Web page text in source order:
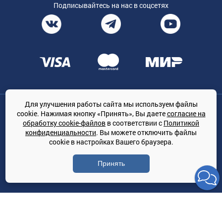
Подписывайтесь на нас в соцсетях
Общество с ограниченной ответственностью «ТРЕЙДКОН», ОГРН:
1167847364079, 197022, г. Санкт-Петербург, проспект Медиков, 7
КЛИМАТПРОФ.ONLINE - оптовая продажа кондиционеров и
климатической техники на территории РФ
© Сайт принадлежит ООО «ТРЕЙДКОН»
Политика конфиденциальности
Для улучшения работы сайта мы используем файлы
cookie. Нажимая кнопку «Принять», Вы даетесогласие на
обработку cookie-файлов в соответствии с Политикой
конфиденциальности. Вы можете отключить файлы
cookie в настройках Вашего браузера.
Принять